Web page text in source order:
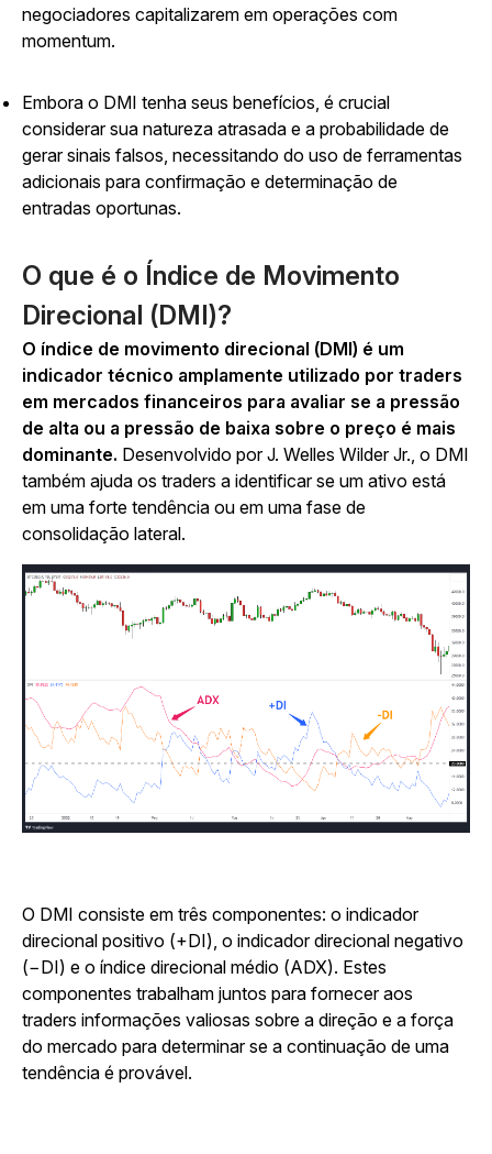
negociadores capitalizarem em operações com
momentum.
Embora o DMI tenha seus benefícios, é crucial
considerar sua natureza atrasada e a probabilidade de
gerar sinais falsos, necessitando do uso de ferramentas
adicionais para confirmação e determinação de
entradas oportunas.
O que é o Índice de Movimento
Direcional (DMI)?
O índice de movimento direcional (DMI) é um
indicador técnico amplamente utilizado por traders
em mercados financeiros para avaliar se a pressão
de alta ou a pressão de baixa sobre o preço é mais
dominante. Desenvolvido por J. Welles Wilder Jr., o DMI
também ajuda os traders a identificar se um ativo está
em uma forte tendência ou em uma fase de
consolidação lateral.
O DMI consiste em três componentes: o indicador
direcional positivo (+DI), o indicador direcional negativo
(−DI) e o índice direcional médio (ADX). Estes
componentes trabalham juntos para fornecer aos
traders informações valiosas sobre a direção e a força
do mercado para determinar se a continuação de uma
tendência é provável.